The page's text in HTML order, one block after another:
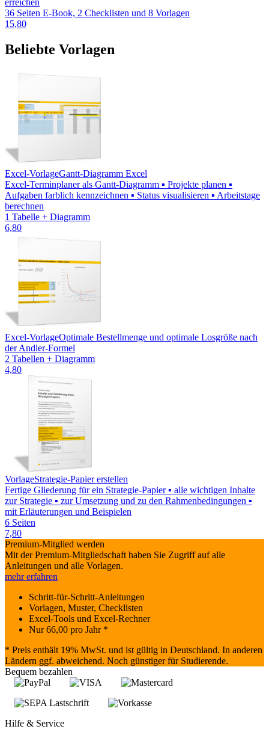
erreichen
36 Seiten E-Book, 2 Checklisten und 8 Vorlagen
15,80
Beliebte Vorlagen
Excel-VorlageGantt-Diagramm Excel
Excel-Terminplaner als Gantt-Diagramm ▪ Projekte planen ▪
Aufgaben farblich kennzeichnen ▪ Status visualisieren ▪ Arbeitstage
berechnen
1 Tabelle + Diagramm
6,80
Excel-VorlageOptimale Bestellmenge und optimale Losgröße nach
der Andler-Formel
2 Tabellen + Diagramm
4,80
VorlageStrategie-Papier erstellen
Fertige Gliederung für ein Strategie-Papier ▪ alle wichtigen Inhalte
zur Strategie ▪ zur Umsetzung und zu den Rahmenbedingungen ▪
mit Erläuterungen und Beispielen
6 Seiten
7,80
Premium-Mitglied werden
Mit der Premium-Mitgliedschaft haben Sie Zugriff auf alle
Anleitungen und alle Vorlagen.
mehr erfahren
Schritt-für-Schritt-Anleitungen
Vorlagen, Muster, Checklisten
Excel-Tools und Excel-Rechner
Nur66,00 pro Jahr *
* Preis enthält 19% MwSt. und ist gültig in Deutschland. In anderen
Ländern ggf. abweichend. Noch günstiger für Studierende.
Bequem bezahlen
Hilfe & Service